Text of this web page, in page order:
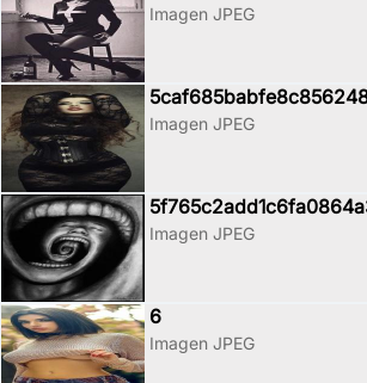
Imagen JPEG
Imagen JPEG
Imagen JPEG
6
Imagen JPEG